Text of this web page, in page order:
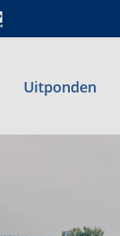
Uitponden